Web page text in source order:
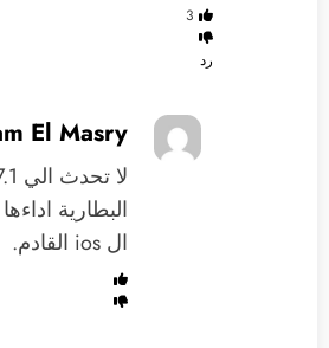
3
رد
El Masry
البطارية
ال ios القادم.